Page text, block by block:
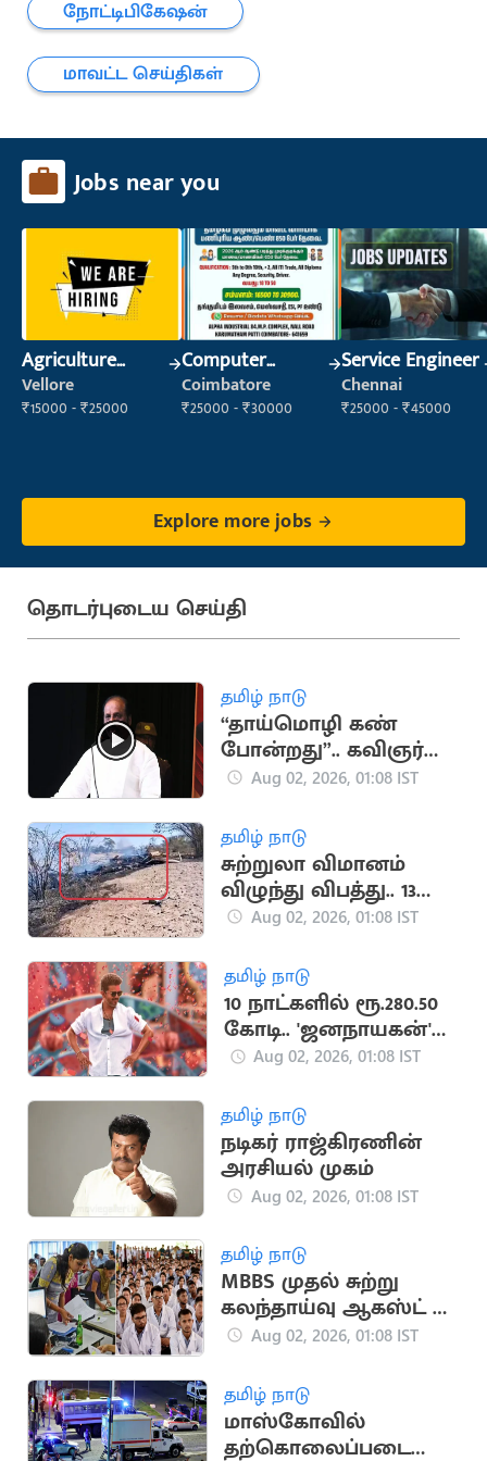
நோட்டிபிகேஷன்
மாவட்ட செய்திகள்
Jobs near you
Agriculture
Labour
Vellore
₹15000 - ₹25000
Computer
Operator
Coimbatore
₹25000 - ₹30000
Service Engineer
Chennai
₹25000 - ₹45000
Explore more jobs
தொடர்புடைய செய்தி
தமிழ் நாடு
“தாய்மொழி கண்
போன்றது”.. கவிஞர்
வைரமுத்து பேச்சு
Aug 02, 2026, 01:08 IST
தமிழ் நாடு
சுற்றுலா விமானம்
விழுந்து விபத்து.. 13
பேர் உயிரிழப்பு
Aug 02, 2026, 01:08 IST
தமிழ் நாடு
10 நாட்களில் ரூ.280.50
கோடி.. 'ஜனநாயகன்'
வசூல் சாதனை
Aug 02, 2026, 01:08 IST
தமிழ் நாடு
நடிகர் ராஜ்கிரணின்
அரசியல் முகம்
Aug 02, 2026, 01:08 IST
தமிழ் நாடு
MBBS முதல் சுற்று
கலந்தாய்வு ஆகஸ்ட் 4
முதல் தொடக்கம்
Aug 02, 2026, 01:08 IST
தமிழ் நாடு
மாஸ்கோவில்
தற்கொலைப்படை